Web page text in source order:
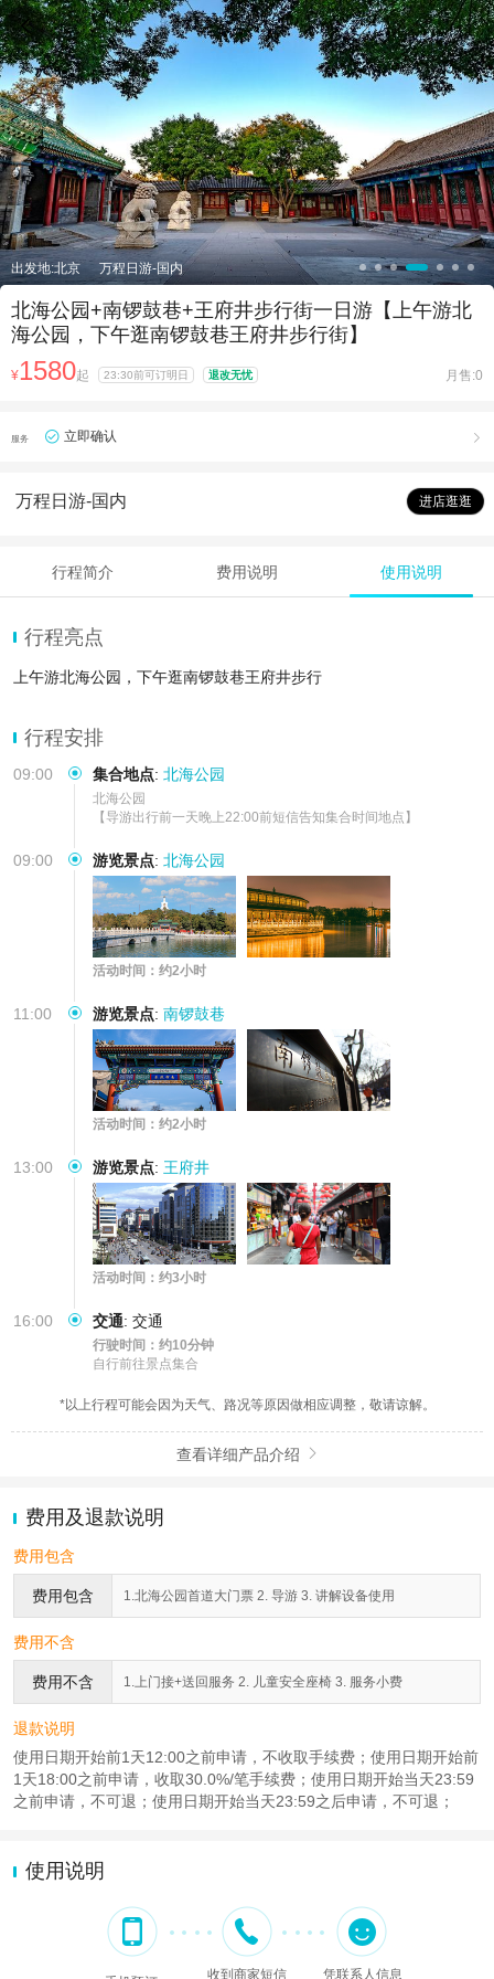
出发地:北京 万程日游-国内
北海公园+南锣鼓巷+王府井步行街一日游【上午游北
海公园，下午逛南锣鼓巷王府井步行街】
¥1580起 23:30前可订明日 退改无忧 月售:0
服务 立即确认 
万程日游-国内 进店逛逛
行程简介 费用说明 使用说明
行程亮点
上午游北海公园，下午逛南锣鼓巷王府井步行
行程安排
09:00 集合地点: 北海公园
北海公园
【导游出行前一天晚上22:00前短信告知集合时间地点】
09:00 游览景点: 北海公园
活动时间：约2小时
11:00 游览景点: 南锣鼓巷
活动时间：约2小时
13:00 游览景点: 王府井
活动时间：约3小时
16:00 交通: 交通
行驶时间：约10分钟
自行前往景点集合
*以上行程可能会因为天气、路况等原因做相应调整，敬请谅解。
查看详细产品介绍 
费用及退款说明
费用包含
费用包含 1.北海公园首道大门票 2. 导游 3. 讲解设备使用
费用不含
费用不含 1.上门接+送回服务 2. 儿童安全座椅 3. 服务小费
退款说明
使用日期开始前1天12:00之前申请，不收取手续费；使用日期开始前
1天18:00之前申请，收取30.0%/笔手续费；使用日期开始当天23:59
之前申请，不可退；使用日期开始当天23:59之后申请，不可退；
使用说明
收到商家短信 凭联系人信息
